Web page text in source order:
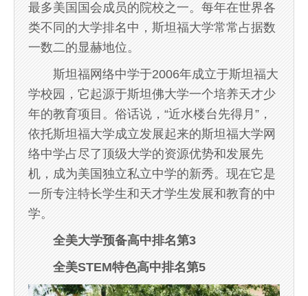
最多美国国会成员的院校之一。每年在世界各
类不同的大学排名中，斯坦福大学常常占据数
一数二的显赫地位。
斯坦福网络中学于2006年成立于斯坦福大
学校园，它起源于斯坦佛大学一个培养天才少
年的教育项目。俗话说，“近水楼台先得月”，
依托斯坦福大学成立发展起来的斯坦福大学网
络中学占尽了顶级大学的资源优势和发展先
机，成为美国独立私立中学的新秀。现在它是
一所专注特长学生和天才学生发展和教育的中
学。
全美大学预备高中排名第3
全美STEM特色高中排名第5